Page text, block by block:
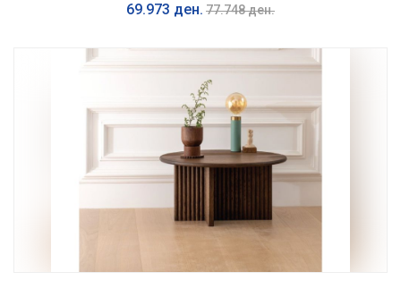
69.973 ден. 77.748 ден.